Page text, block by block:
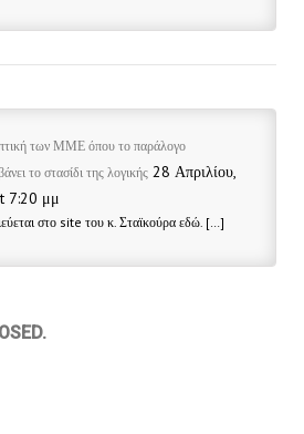
των ΜΜΕ όπου το παράλογο
το στασίδι της λογικής 28 Απριλίου,
7:20 μμ
στο site του κ. Σταϊκούρα εδώ. […]